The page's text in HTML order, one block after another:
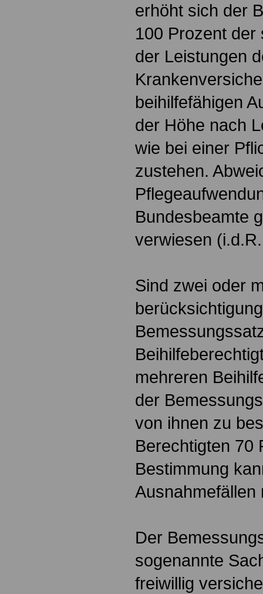
erhöht sich der
100 Prozent der
der Leistungen
beihilfefähigen
der Höhe nach
wie bei einer
zustehen.
Bundesbeamte
verwiesen
Sind zwei oder
mehreren
der
von ihnen zu
Berechtigten 70
Bestimmung
Ausnahmefällen
Der
sogenannte
freiwillig